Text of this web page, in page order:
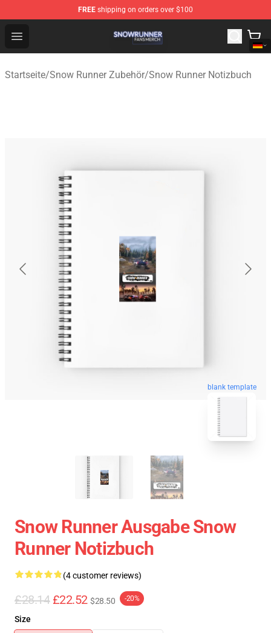
FREE shipping on orders over $100
Open menu
Snow Runner Shop - Official Snow Runner Merchandise
Startseite/Snow Runner Zubehör/Snow Runner Notizbuch
blank template
Snow Runner Ausgabe Snow
Runner Notizbuch
(4 customer reviews)
£28.14 £22.52 $28.50 -20%
Size